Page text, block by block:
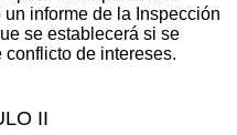
informe de la Inspección
se establecerá si se
de intereses.
II